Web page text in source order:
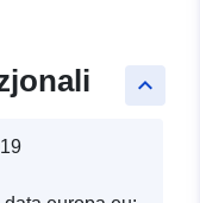
keyboard_arrow_up